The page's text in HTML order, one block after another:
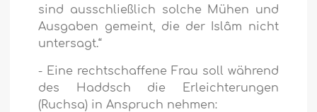
sind ausschließlich solche Mühen und
Ausgaben gemeint, die der Islâm nicht
untersagt.“
- Eine rechtschaffene Frau soll während
des Haddsch die Erleichterungen
(Ruchsa) in Anspruch nehmen: